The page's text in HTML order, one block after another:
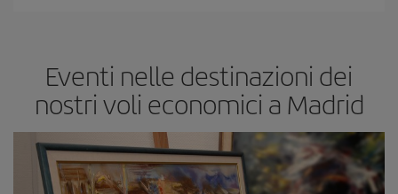
Eventi nelle destinazioni dei
nostri voli economici a Madrid